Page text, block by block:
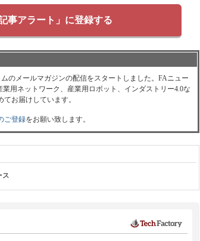
事アラート」に登録する
のメールマガジンの配信をスタートしました。FAニュー
業用ネットワーク、産業用ロボット、インダストリー4.0な
お届けしています。
ご登録をお願い致します。
ス